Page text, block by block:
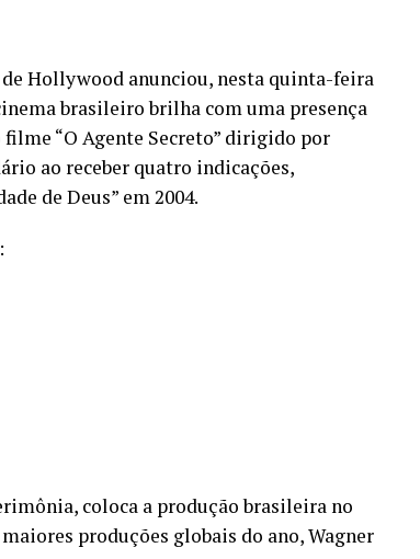
Hollywood anunciou, nesta quinta-feira
brasileiro brilha com uma presença
“O Agente Secreto” dirigido por
ao receber quatro indicações,
de Deus” em 2004.
coloca a produção brasileira no
produções globais do ano, Wagner